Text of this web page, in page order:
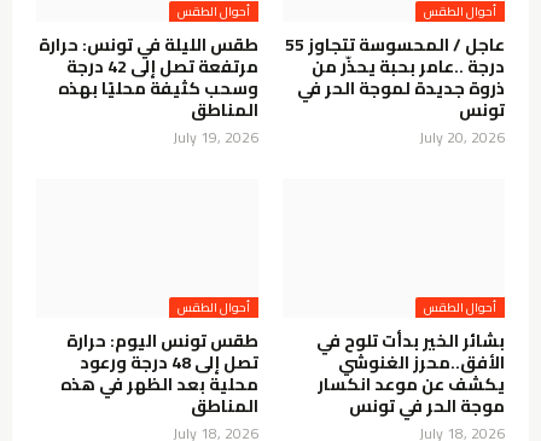
أحوال الطقس
عاجل / المحسوسة تتجاوز 55
درجة ..عامر بحبة يحذّر من
ذروة جديدة لموجة الحر في
تونس
July 20, 2026
أحوال الطقس
طقس الليلة في تونس: حرارة
مرتفعة تصل إلى 42 درجة
وسحب كثيفة محليًا بهذه
المناطق
July 19, 2026
أحوال الطقس
بشائر الخير بدأت تلوح في
الأفق..محرز الغنوشي
يكشف عن موعد انكسار
موجة الحر في تونس
July 18, 2026
أحوال الطقس
طقس تونس اليوم: حرارة
تصل إلى 48 درجة ورعود
محلية بعد الظهر في هذه
المناطق
July 18, 2026